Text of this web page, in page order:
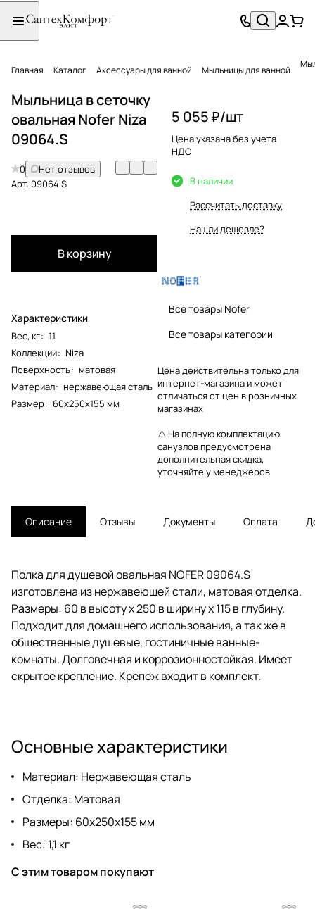
Главная Каталог Аксессуары для ванной Мыльницы для ванной
Мыльница в сеточку
овальная Nofer Niza
09064.S
0
Нет отзывов
Арт.09064.S
В корзину
Характеристики
Вес, кг: 1.1
Коллекции: Niza
Поверхность: матовая
Материал: нержавеющая сталь
Размер: 60х250х155 мм
5 055 ₽/шт
Цена указана без учета
НДС
В наличии
Рассчитать доставку
Нашли дешевле?
Все товары Nofer
Все товары категории
Цена действительна только для
интернет-магазина и может
отличаться от цен в розничных
магазинах
⚠️ На полную комплектацию
санузлов предусмотрена
дополнительная скидка,
уточняйте у менеджеров
Описание Отзывы Документы Оплата
Полка для душевой овальная NOFER 09064.S
изготовлена из нержавеющей стали, матовая отделка.
Размеры: 60 в высоту x 250 в ширину x 115 в глубину.
Подходит для домашнего использования, а так же в
общественные душевые, гостиничные ванные-
комнаты. Долговечная и коррозионностойкая. Имеет
скрытое крепление. Крепеж входит в комплект.
Основные характеристики
Материал: Нержавеющая сталь
Отделка: Матовая
Размеры: 60х250х155 мм
Вес: 1,1 кг
С этим товаром покупают